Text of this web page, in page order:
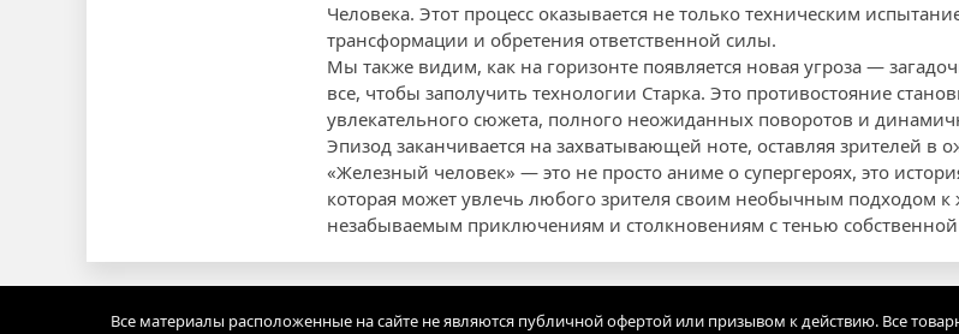
Человека. Этот процесс оказывается не только техническим
трансформации и обретения ответственной силы.
Мы также видим, как на горизонте появляется новая угроза —
все, чтобы заполучить технологии Старка. Это противостояние
увлекательного сюжета, полного неожиданных поворотов и
Эпизод заканчивается на захватывающей ноте, оставляя зрителей
«Железный человек» — это не просто аниме о супергероях, это
которая может увлечь любого зрителя своим необычным подходом к
незабываемым приключениям и столкновениям с тенью
Все материалы расположенные на сайте не являются публичной офертой или призывом к действию. Все